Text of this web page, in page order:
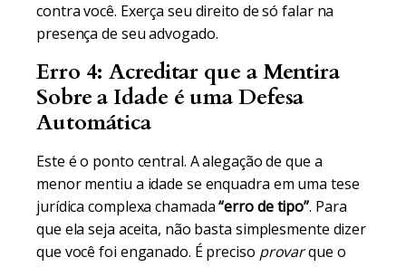
contra você. Exerça seu direito de só falar na
presença de seu advogado.
Erro 4: Acreditar que a Mentira
Sobre a Idade é uma Defesa
Automática
Este é o ponto central. A alegação de que a
menor mentiu a idade se enquadra em uma tese
jurídica complexa chamada“erro de tipo”. Para
que ela seja aceita, não basta simplesmente dizer
que você foi enganado. É preciso provarque o